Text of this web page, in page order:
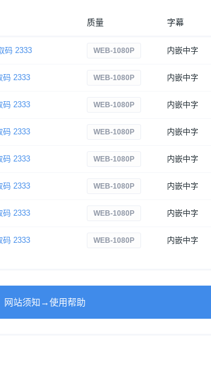
质量 字幕
码 2333 WEB-1080P 内嵌中字
码 2333 WEB-1080P 内嵌中字
码 2333 WEB-1080P 内嵌中字
码 2333 WEB-1080P 内嵌中字
码 2333 WEB-1080P 内嵌中字
码 2333 WEB-1080P 内嵌中字
码 2333 WEB-1080P 内嵌中字
码 2333 WEB-1080P 内嵌中字
网站须知→使用帮助